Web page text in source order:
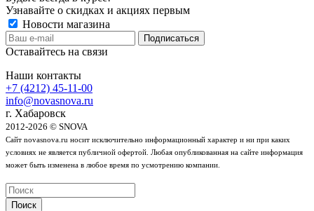
Узнавайте о скидках и акциях первым
Новости магазина
Оставайтесь на связи
Наши контакты
+7 (4212) 45-11-00
info@novasnova.ru
г. Хабаровск
2012-2026 © SNOVA
Сайт novasnova.ru носит исключительно информационный характер и ни при каких
условиях не является публичной офертой. Любая опубликованная на сайте информация
может быть изменена в любое время по усмотрению компании.
Поиск